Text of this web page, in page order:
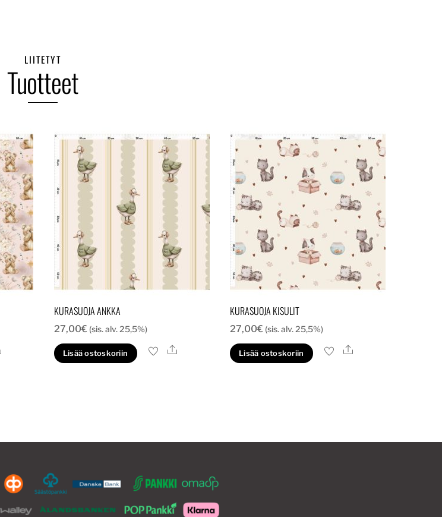
LIITETYT
Tuotteet
Ale
KURASUOJA ANKKA
27,00€ (sis. alv. 25,5%)
Lisää ostoskoriin Ale
KURASUOJA KISULIT
27,00€ (sis. alv. 25,5%)
Lisää ostoskoriin Ale